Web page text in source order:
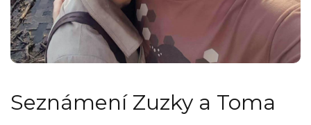
Seznámení Zuzky a Toma